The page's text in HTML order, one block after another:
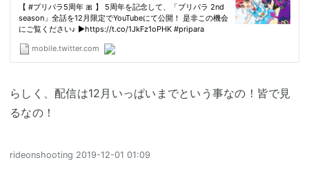
らしく、配信は12月いっぱいまでという事なの！皆で見
るなの！
rideonshooting 2019-12-01 01:09